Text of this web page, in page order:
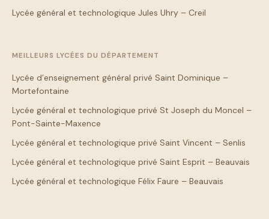
Lycée général et technologique Jules Uhry – Creil
MEILLEURS LYCÉES DU DÉPARTEMENT
Lycée d’enseignement général privé Saint Dominique –
Mortefontaine
Lycée général et technologique privé St Joseph du Moncel –
Pont-Sainte-Maxence
Lycée général et technologique privé Saint Vincent – Senlis
Lycée général et technologique privé Saint Esprit – Beauvais
Lycée général et technologique Félix Faure – Beauvais